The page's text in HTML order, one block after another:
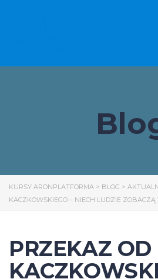
KURSY ARONPLATFORMA > BLOG >
KACZKOWSKIEGO – NIECH LUDZIE ZOBACZĄ
PRZEKAZ OD